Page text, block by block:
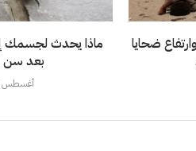
ماذا يحدث لجسمك
بعد سن
أغسطس 5, 2026
ضحايا